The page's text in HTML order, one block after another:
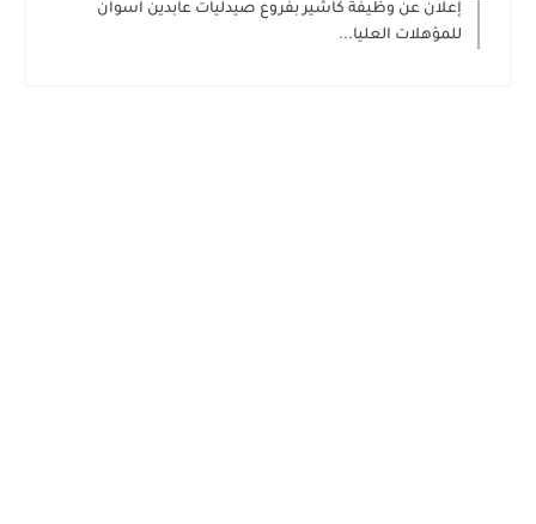
إعلان عن وظيفة كاشير بفروع صيدليات عابدين اسوان
للمؤهلات العليا...